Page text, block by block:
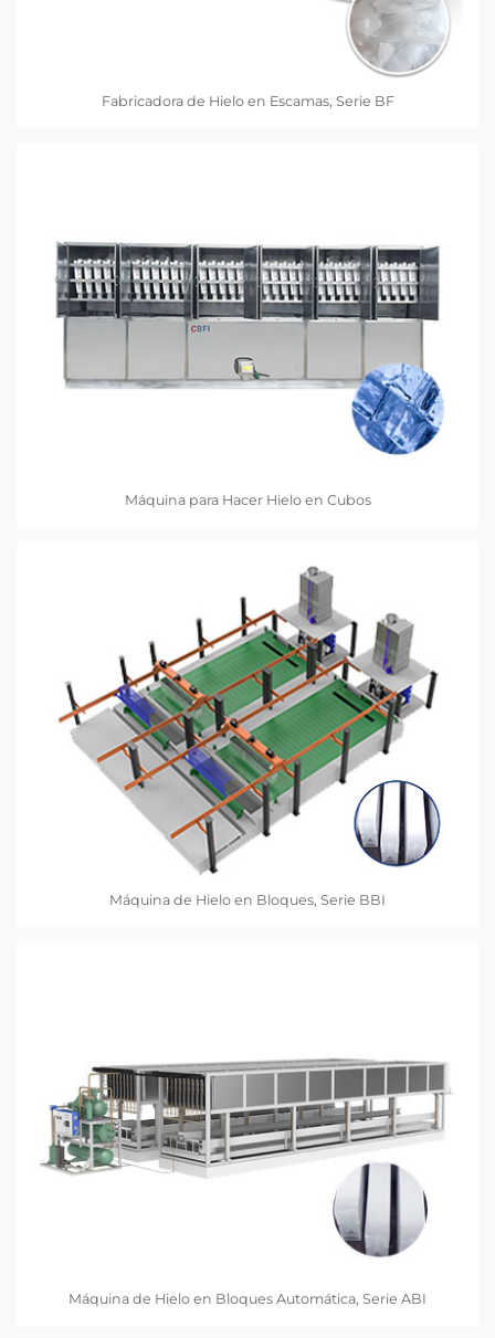
Fabricadora de Hielo en Escamas, Serie BF
Máquina para Hacer Hielo en Cubos
Máquina de Hielo en Bloques, Serie BBI
Máquina de Hielo en Bloques Automática, Serie ABI